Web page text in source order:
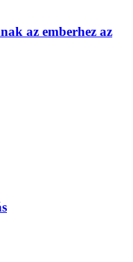
az emberhez az